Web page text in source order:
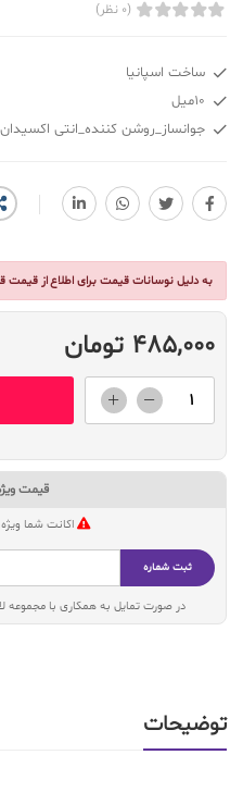
(0 نظر)
ساخت اسپانیا
10میل
جوانساز_روشن کننده_انتی اکسیدان
به دلیل نوسانات قیمت برای اطلاع از
485,000 تومان
قیمت
اکانت شما
ثبت شماره
در صورت تمایل به همکاری با مجموعه
توضیحات